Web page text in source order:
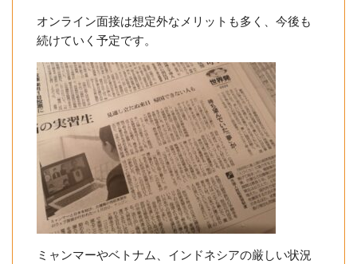
オンライン面接は想定外なメリットも多く、今後も
続けていく予定です。
ミャンマーやベトナム、インドネシアの厳しい状況